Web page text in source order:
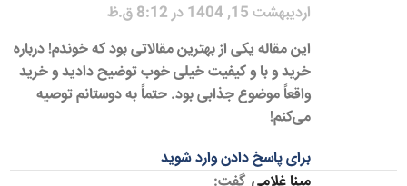
اردیبهشت 15, 1404 در 8:12 ق.ظ
این مقاله یکی از بهترین مقالاتی بود که خوندم! درباره
خرید و با و کیفیت خیلی خوب توضیح دادید و خرید
واقعاً موضوع جذابی بود. حتماً به دوستانم توصیه
می‌کنم!
برای پاسخ دادن وارد شوید